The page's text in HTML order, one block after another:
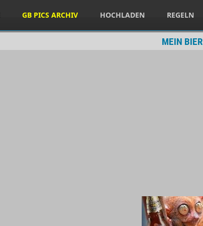
GB PICS ARCHIV HOCHLADEN REGELN
MEIN BIER